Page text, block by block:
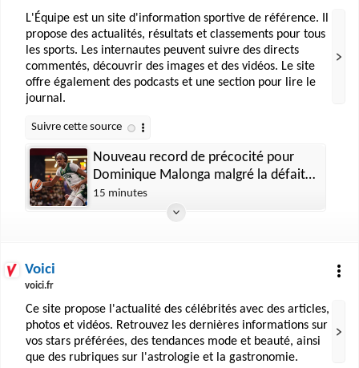
L'Équipe est un site d'information sportive de référence. Il
propose des actualités, résultats et classements pour tous
les sports. Les internautes peuvent suivre des directs
commentés, découvrir des images et des vidéos. Le site
offre également des podcasts et une section pour lire le
journal.
Nouveau record de précocité pour
Dominique Malonga malgré la défaite
de Seattle à New York en WNBA
15 minutes
Voici
voici.fr
Ce site propose l'actualité des célébrités avec des articles,
photos et vidéos. Retrouvez les dernières informations sur
vos stars préférées, des tendances mode et beauté, ainsi
que des rubriques sur l'astrologie et la gastronomie.